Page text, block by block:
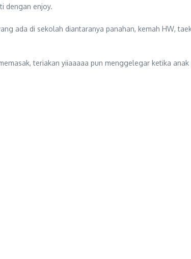
dengan enjoy.
ada di sekolah diantaranya panahan, kemah HW,
teriakan yiiaaaaa pun menggelegar ketika